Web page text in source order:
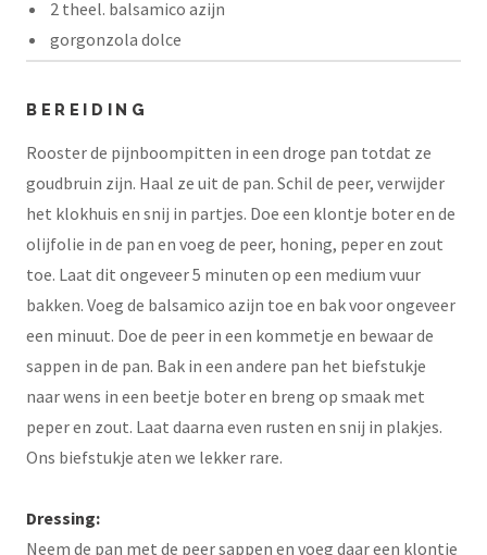
2 theel. balsamico azijn
gorgonzola dolce
BEREIDING
Rooster de pijnboompitten in een droge pan totdat ze
goudbruin zijn. Haal ze uit de pan. Schil de peer, verwijder
het klokhuis en snij in partjes. Doe een klontje boter en de
olijfolie in de pan en voeg de peer, honing, peper en zout
toe. Laat dit ongeveer 5 minuten op een medium vuur
bakken. Voeg de balsamico azijn toe en bak voor ongeveer
een minuut. Doe de peer in een kommetje en bewaar de
sappen in de pan. Bak in een andere pan het biefstukje
naar wens in een beetje boter en breng op smaak met
peper en zout. Laat daarna even rusten en snij in plakjes.
Ons biefstukje aten we lekker rare.
Dressing:
Neem de pan met de peer sappen en voeg daar een klontje